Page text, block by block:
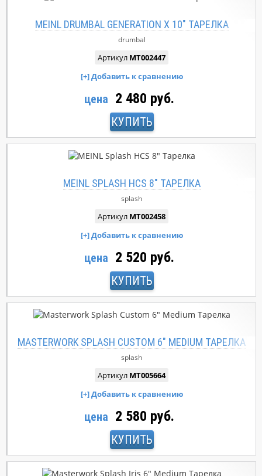
MEINL DRUMBAL GENERATION X 10" ТАРЕЛКА
drumbal
Артикул MT002447
цена 2 480 руб.
КУПИТЬ
MEINL SPLASH HCS 8" ТАРЕЛКА
splash
Артикул MT002458
цена 2 520 руб.
КУПИТЬ
MASTERWORK SPLASH CUSTOM 6" MEDIUM ТАРЕЛКА
splash
Артикул MT005664
цена 2 580 руб.
КУПИТЬ